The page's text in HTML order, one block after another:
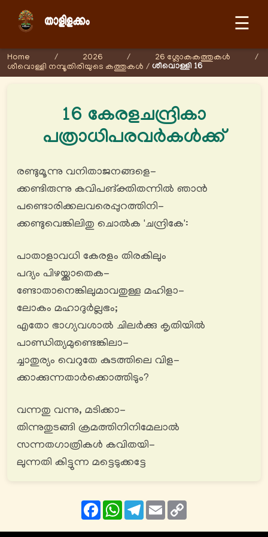
☰
Home / 2026 / 26 ശ്ലോകകത്തുകള്‍
/
ശീവൊള്ളി നമ്പൂതിരിയുടെ കത്തുകള്‍ / ശീവൊള്ളി 16
16 കേരളചന്ദ്രികാ
പത്രാധിപരവർകൾക്ക്
രണ്ടുമൂന്നു വനിതാജനങ്ങളെ-
ക്കണ്ടിരുന്നു കവിപങ്‍ക്തിതന്നിൽ ഞാൻ
പണ്ടൊരിക്കലവരെപ്പുറത്തിനി-
ക്കണ്ടുവെങ്കിലിതു ചൊൽക 'ചന്ദ്രികേ':
പാതാളാവധി കേരളം തിരകിലും
പദ്യം പിഴയ്ക്കാതെക-
ണ്ടോതാനെങ്കിലുമാവതുള്ള മഹിളാ-
ലോകം മഹാദുര്‍ല്ലഭം;
എതോ ഭാഗ്യവശാൽ ചിലര്‍ക്കു കൃതിയിൽ
പാണ്ഡിത്യമുണ്ടെങ്കിലാ-
ച്ചാതുര്യം വെറുതേ കുടത്തിലെ വിള-
ക്കാക്കുന്നതാര്‍ക്കൊത്തിടും?
വന്നതു വന്നു, മടിക്കാ-
തിന്നുതുടങ്ങി ക്രമത്തിനിനിമേലാൽ
സന്നതഗാത്രികൾ കവിതയി-
ലുന്നതി കിട്ടുന്ന മട്ടെടുക്കട്ടേ
FacebookWhatsAppTelegram
Email